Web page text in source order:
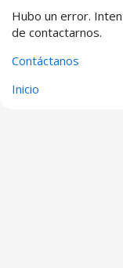
Hubo un error.
de contactarnos.
Contáctanos
Inicio